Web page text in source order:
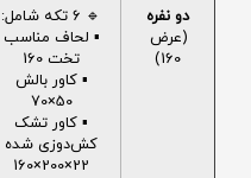
دو نفره
(عرض
160)
🔹 6 تکه شامل:
▪️ لحاف مناسب
تخت 160
▪️ کاور بالش
50×70
▪️ کاور تشک
کش‌دوزی شده
22×200×160